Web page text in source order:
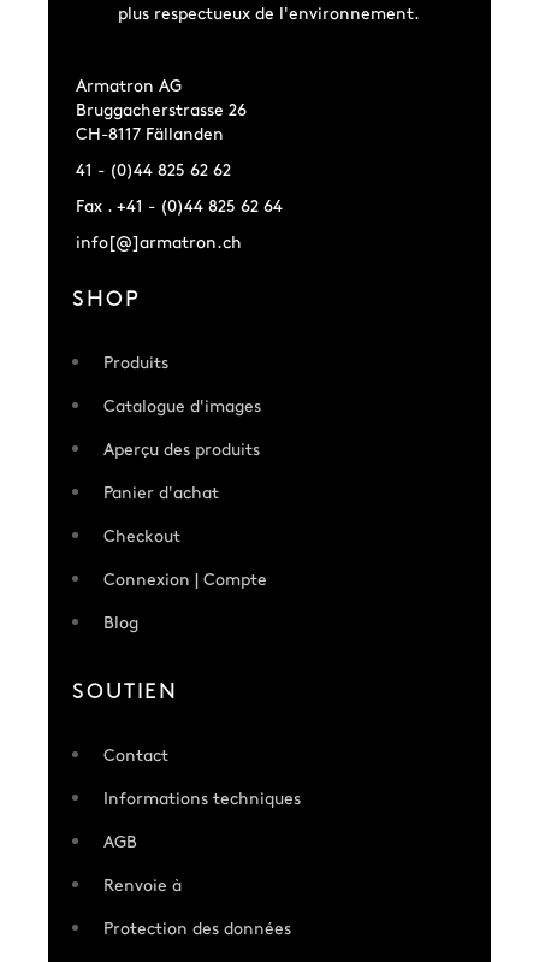
plus respectueux de l'environnement.
Armatron AG
Bruggacherstrasse 26
CH-8117 Fällanden
41 - (0)44 825 62 62
Fax . +41 - (0)44 825 62 64
info[@]armatron.ch
SHOP
Produits
Catalogue d'images
Aperçu des produits
Panier d'achat
Checkout
Connexion | Compte
Blog
SOUTIEN
Contact
Informations techniques
AGB
Renvoie à
Protection des données